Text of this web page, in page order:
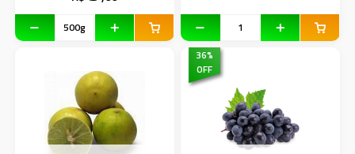
36%
OFF